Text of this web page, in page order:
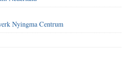
Nyingma Centrum